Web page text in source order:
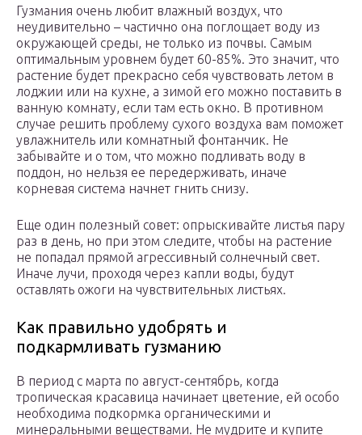
Гузмания очень любит влажный воздух, что
неудивительно – частично она поглощает воду из
окружающей среды, не только из почвы. Самым
оптимальным уровнем будет 60-85%. Это значит, что
растение будет прекрасно себя чувствовать летом в
лоджии или на кухне, а зимой его можно поставить в
ванную комнату, если там есть окно. В противном
случае решить проблему сухого воздуха вам поможет
увлажнитель или комнатный фонтанчик. Не
забывайте и о том, что можно подливать воду в
поддон, но нельзя ее передерживать, иначе
корневая система начнет гнить снизу.
Еще один полезный совет: опрыскивайте листья пару
раз в день, но при этом следите, чтобы на растение
не попадал прямой агрессивный солнечный свет.
Иначе лучи, проходя через капли воды, будут
оставлять ожоги на чувствительных листьях.
Как правильно удобрять и
подкармливать гузманию
В период с марта по август-сентябрь, когда
тропическая красавица начинает цветение, ей особо
необходима подкормка органическими и
минеральными веществами. Не мудрите и купите